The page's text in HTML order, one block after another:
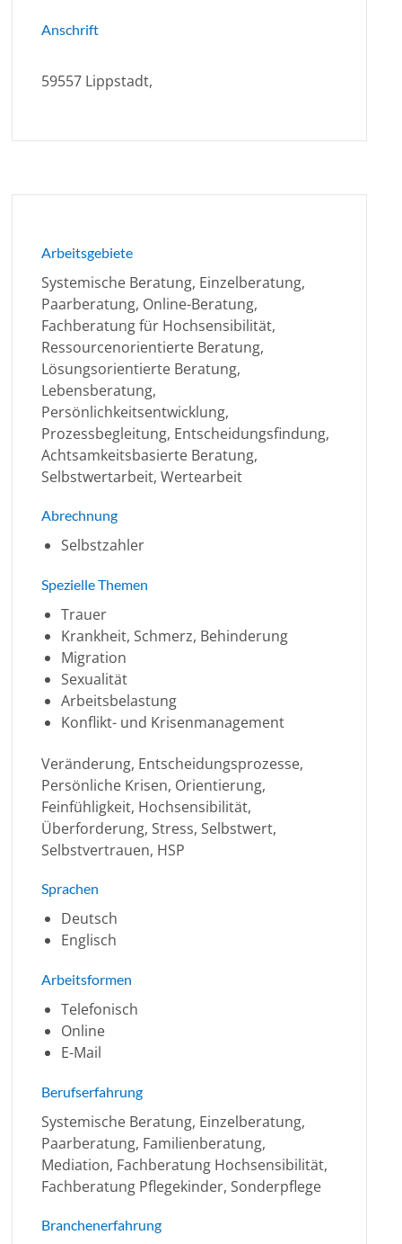
Anschrift
59557 Lippstadt,
Arbeitsgebiete
Systemische Beratung, Einzelberatung,
Paarberatung, Online-Beratung,
Fachberatung für Hochsensibilität,
Ressourcenorientierte Beratung,
Lösungsorientierte Beratung,
Lebensberatung,
Persönlichkeitsentwicklung,
Prozessbegleitung, Entscheidungsfindung,
Achtsamkeitsbasierte Beratung,
Selbstwertarbeit, Wertearbeit
Abrechnung
Selbstzahler
Spezielle Themen
Trauer
Krankheit, Schmerz, Behinderung
Migration
Sexualität
Arbeitsbelastung
Konflikt- und Krisenmanagement
Veränderung, Entscheidungsprozesse,
Persönliche Krisen, Orientierung,
Feinfühligkeit, Hochsensibilität,
Überforderung, Stress, Selbstwert,
Selbstvertrauen, HSP
Sprachen
Deutsch
Englisch
Arbeitsformen
Telefonisch
Online
E-Mail
Berufserfahrung
Systemische Beratung, Einzelberatung,
Paarberatung, Familienberatung,
Mediation, Fachberatung Hochsensibilität,
Fachberatung Pflegekinder, Sonderpflege
Branchenerfahrung